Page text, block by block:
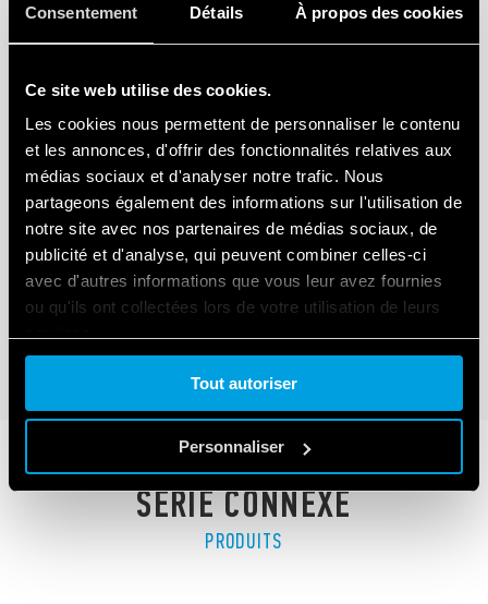
Consentement Détails À propos des cookies
Ce site web utilise des cookies.
Les cookies nous permettent de personnaliser le contenu
et les annonces, d'offrir des fonctionnalités relatives aux
médias sociaux et d'analyser notre trafic. Nous
partageons également des informations sur l'utilisation de
notre site avec nos partenaires de médias sociaux, de
publicité et d'analyse, qui peuvent combiner celles-ci
avec d'autres informations que vous leur avez fournies
ou qu'ils ont collectées lors de votre utilisation de leurs
Tout autoriser
Personnaliser
TYPE 41.81 - RELAIS STATIQUE (SSR)
Indicateur LED
Bas profil (15.7 mm)
SÉRIE CONNEXE
PRODUITS